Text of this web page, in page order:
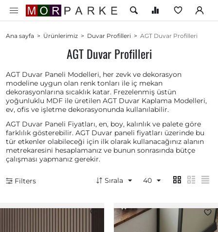
Ana sayfa > Ürünlerimiz > Duvar Profilleri > AGT Duvar Profilleri
AGT Duvar Profilleri
AGT Duvar Paneli Modelleri, her zevk ve dekorasyon
modeline uygun olan renk tonları ile iç mekan
dekorasyonlarına sıcaklık katar. Frezelenmiş üstün
yoğunluklu MDF ile üretilen AGT Duvar Kaplama Modelleri,
ev, ofis ve işletme dekorasyonunda kullanılabilir.
AGT Duvar Paneli Fiyatları, en, boy, kalınlık ve palete göre
farklılık gösterebilir. AGT Duvar paneli fiyatları üzerinde bu
tür etkenler olabileceği için ilk olarak kullanacağınız alanın
metrekaresini hesaplamanız ve bunun sonrasında bütçe
çalışması yapmanız gerekir.
Filters Sırala 40